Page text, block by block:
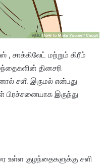
சாக்கிலேட் மற்றும் கிரீம்
தினசரி
சளி இருமல் என்பது
இருந்து
உள்ள குழந்தைகளுக்கு சளி